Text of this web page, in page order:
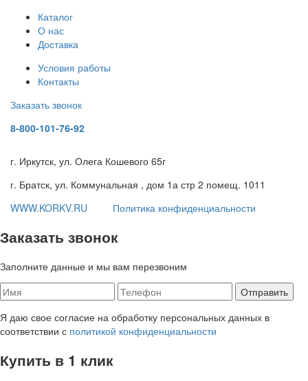
Каталог
О нас
Доставка
Условия работы
Контакты
Заказать звонок
8-800-101-76-92
г. Иркутск, ул. Олега Кошевого 65г
г. Братск, ул. Коммунальная , дом 1а стр 2 помещ. 1011
WWW.KORKV.RU
Политика конфиденциальности
Заказать звонок
Заполните данные и мы вам перезвоним
Я даю свое согласие на обработку персональных данных в
соответствии с политикой конфиденциальности
Купить в 1 клик